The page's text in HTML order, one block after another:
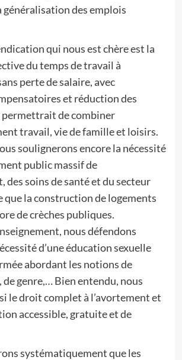
des emplois
qui nous est chère est la
du temps de travail à
perte de salaire, avec
et réduction des
permettrait de combiner
travail, vie de famille et loisirs.
soulignerons encore la nécessité
public massif de
des soins de santé et du secteur
que la construction de logements
de crèches publiques.
nous défendons
d’une éducation sexuelle
abordant les notions de
genre,… Bien entendu, nous
le droit complet à l’avortement et
accessible, gratuite et de
systématiquement que les